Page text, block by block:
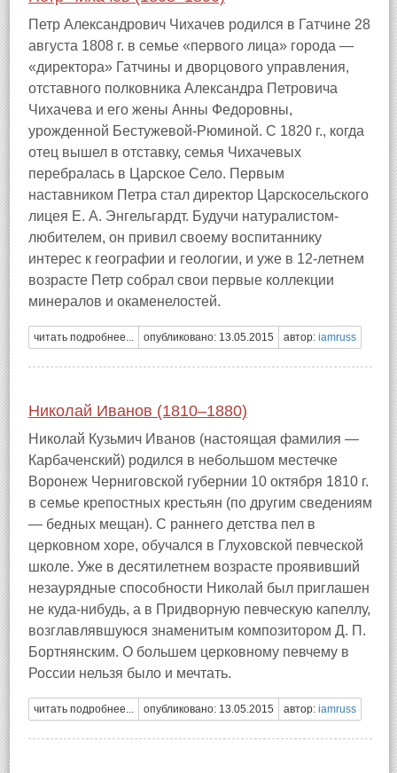
Петр Александрович Чихачев родился в Гатчине 28
августа 1808 г. в семье «первого лица» города —
«директора» Гатчины и дворцового управления,
отставного полковника Александра Петровича
Чихачева и его жены Анны Федоровны,
урожденной Бестужевой-Рюминой. С 1820 г., когда
отец вышел в отставку, семья Чихачевых
перебралась в Царское Село. Первым
наставником Петра стал директор Царскосельского
лицея Е. А. Энгельгардт. Будучи натуралистом-
любителем, он привил своему воспитаннику
интерес к географии и геологии, и уже в 12-летнем
возрасте Петр собрал свои первые коллекции
минералов и окаменелостей.
читать подробнее... опубликовано: 13.05.2015 автор: iamruss
Николай Иванов (1810–1880)
Николай Кузьмич Иванов (настоящая фамилия —
Карбаченский) родился в небольшом местечке
Воронеж Черниговской губернии 10 октября 1810 г.
в семье крепостных крестьян (по другим сведениям
— бедных мещан). С раннего детства пел в
церковном хоре, обучался в Глуховской певческой
школе. Уже в десятилетнем возрасте проявивший
незаурядные способности Николай был приглашен
не куда-нибудь, а в Придворную певческую капеллу,
возглавлявшуюся знаменитым композитором Д. П.
Бортнянским. О большем церковному певчему в
России нельзя было и мечтать.
читать подробнее... опубликовано: 13.05.2015 автор: iamruss